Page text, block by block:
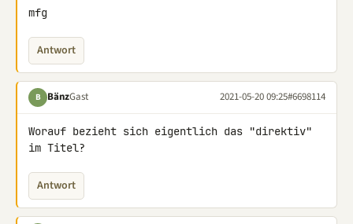
mfg
Antwort
B BänzGast 2021-05-20 09:25#6698114
Worauf bezieht sich eigentlich das "direktiv"
im Titel?
Antwort